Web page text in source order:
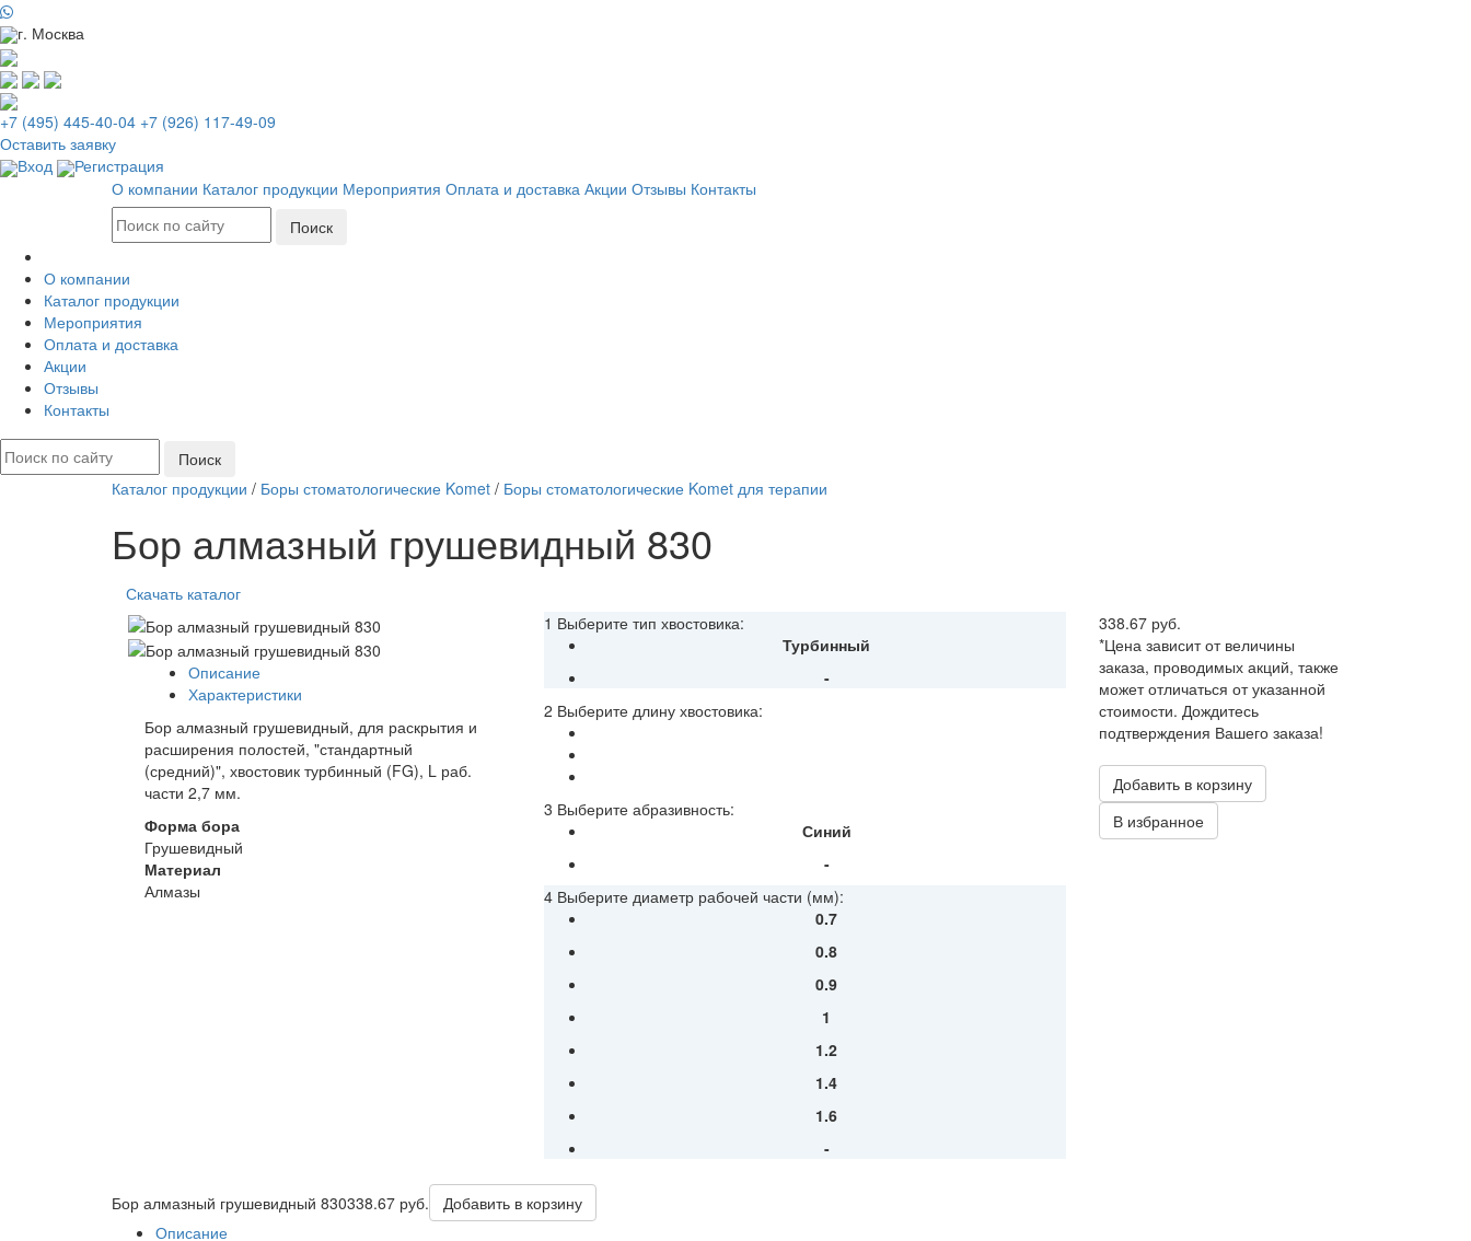
г. Москва
+7 (495) 445-40-04 +7 (926) 117-49-09
Оставить заявку
Вход
Регистрация
О компании Каталог продукции Мероприятия Оплата и доставка Акции Отзывы Контакты
О компании
Каталог продукции
Мероприятия
Оплата и доставка
Акции
Отзывы
Контакты
Каталог продукции / Боры стоматологические Komet / Боры стоматологические Komet для терапии
Бор алмазный грушевидный 830
Скачать каталог
Описание
Характеристики
Бор алмазный грушевидный, для раскрытия и
расширения полостей, "стандартный
(средний)", хвостовик турбинный (FG), L раб.
части 2,7 мм.
Форма бора
Грушевидный
Материал
Алмазы
1 Выберите тип хвостовика:
Турбинный
-
2 Выберите длину хвостовика:
3 Выберите абразивность:
Синий
-
4 Выберите диаметр рабочей части (мм):
0.7
0.8
0.9
1
1.2
1.4
1.6
-
338.67 руб.
*Цена зависит от величины
заказа, проводимых акций, также
может отличаться от указанной
стоимости. Дождитесь
подтверждения Вашего заказа!
Добавить в корзину
В избранное
Бор алмазный грушевидный 830338.67 руб.
Добавить в корзину
Описание